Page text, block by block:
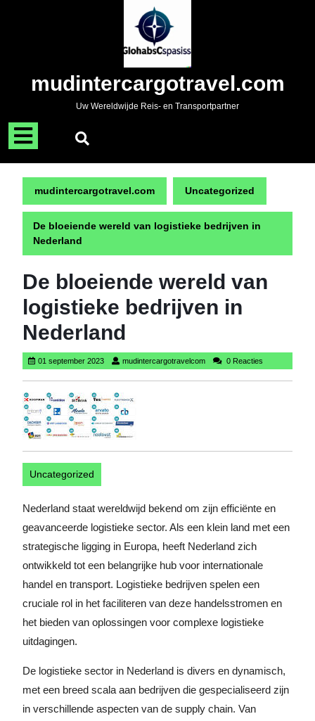
mudintercargotravel.com
Uw Wereldwijde Reis- en Transportpartner
Menu
openen
mudintercargotravel.com Uncategorized
De bloeiende wereld van logistieke bedrijven in
Nederland
De bloeiende wereld van
logistieke bedrijven in
Nederland
01 september 202301
september
2023
mudintercargotravelcommudintercargotravelcom
0 Reacties
Uncategorized
Nederland staat wereldwijd bekend om zijn efficiënte en
geavanceerde logistieke sector. Als een klein land met een
strategische ligging in Europa, heeft Nederland zich
ontwikkeld tot een belangrijke hub voor internationale
handel en transport. Logistieke bedrijven spelen een
cruciale rol in het faciliteren van deze handelsstromen en
het bieden van oplossingen voor complexe logistieke
uitdagingen.
De logistieke sector in Nederland is divers en dynamisch,
met een breed scala aan bedrijven die gespecialiseerd zijn
in verschillende aspecten van de supply chain. Van